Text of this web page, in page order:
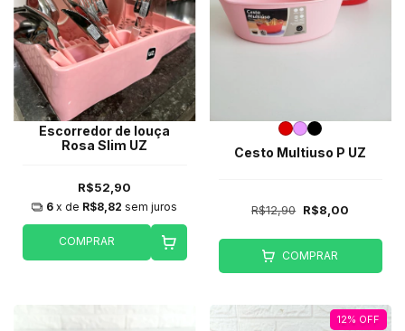
Escorredor de louça
Rosa Slim UZ
R$52,90
6 x de R$8,82 sem juros
COMPRAR
Cesto Multiuso P UZ
R$12,90 R$8,00
COMPRAR
12% OFF